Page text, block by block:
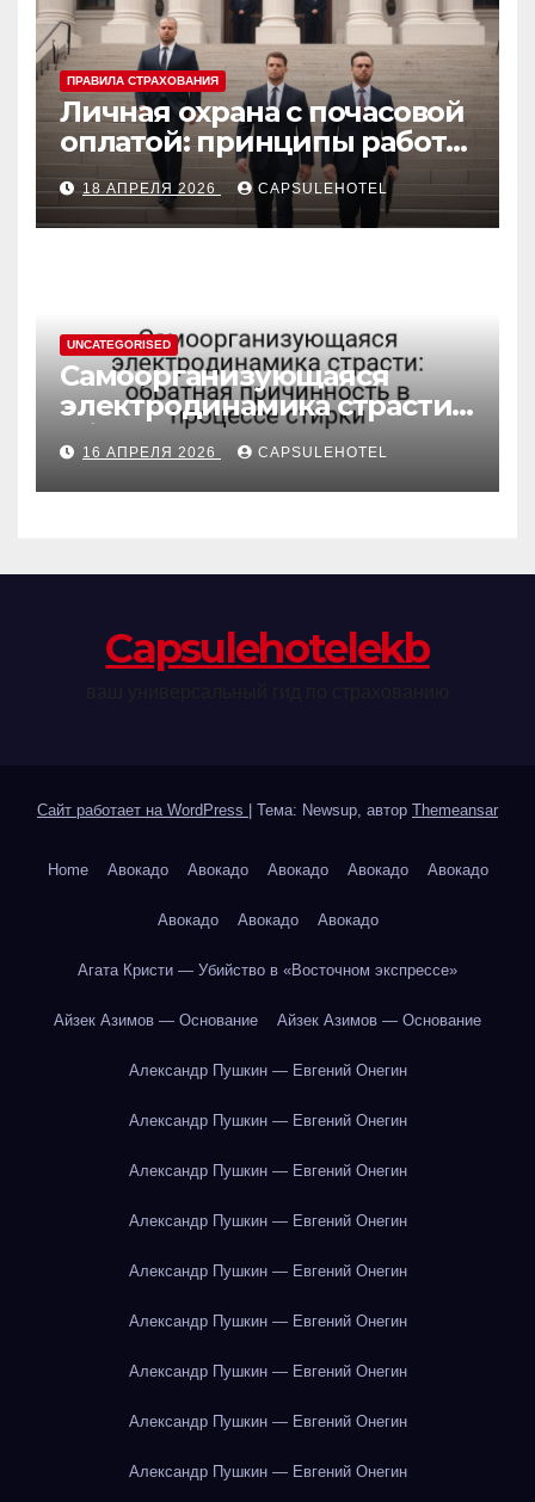
ПРАВИЛА СТРАХОВАНИЯ
Личная охрана с почасовой
оплатой: принципы работы
и правовые аспекты
18 АПРЕЛЯ 2026 CAPSULEHOTEL
UNCATEGORISED
Самоорганизующаяся
электродинамика страсти:
обратная причинность в
процессе стирки
16 АПРЕЛЯ 2026 CAPSULEHOTEL
Сapsulehotelekb
Сайт работает на WordPress Тема: Newsup, автор Themeansar
Home Авокадо Авокадо Авокадо Авокадо Авокадо
Авокадо Авокадо Авокадо
Агата Кристи — Убийство в «Восточном экспрессе»
Айзек Азимов — Основание Айзек Азимов — Основание
Александр Пушкин — Евгений Онегин
Александр Пушкин — Евгений Онегин
Александр Пушкин — Евгений Онегин
Александр Пушкин — Евгений Онегин
Александр Пушкин — Евгений Онегин
Александр Пушкин — Евгений Онегин
Александр Пушкин — Евгений Онегин
Александр Пушкин — Евгений Онегин
Александр Пушкин — Евгений Онегин